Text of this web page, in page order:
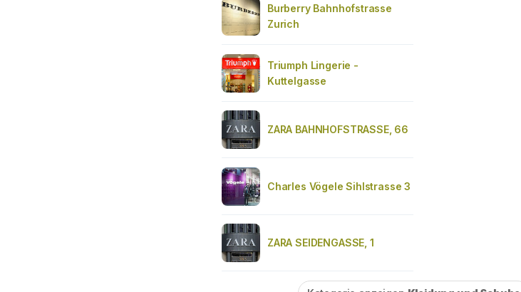
Burberry Bahnhofstrasse
Zurich
Triumph Lingerie -
Kuttelgasse
ZARA BAHNHOFSTRASSE, 66
Charles Vögele Sihlstrasse 3
ZARA SEIDENGASSE, 1